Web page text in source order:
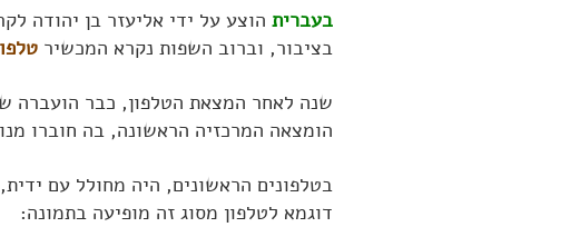
בעברית הוצע על ידי אליעזר בן יהודה
בציבור, וברוב השפות נקרא המכשיר
שנה לאחר המצאת הטלפון, כבר הועברה
הומצאה המרכזיה הראשונה, בה חוברו
בטלפונים הראשונים, היה מחולל עם
דוגמא לטלפון מסוג זה מופיעה בתמונה: